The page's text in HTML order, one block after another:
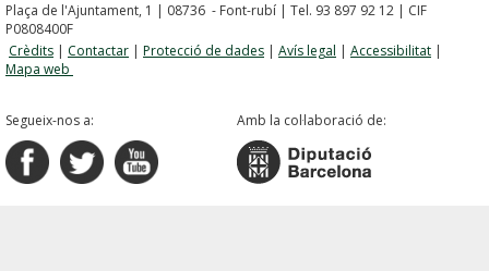
Plaça de l'Ajuntament, 1 | 08736 - Font-rubí | Tel. 93 897 92 12 | CIF
P0808400F
Crèdits | Contactar | Protecció de dades | Avís legal | Accessibilitat |
Mapa web
Segueix-nos a: Amb la col·laboració de: